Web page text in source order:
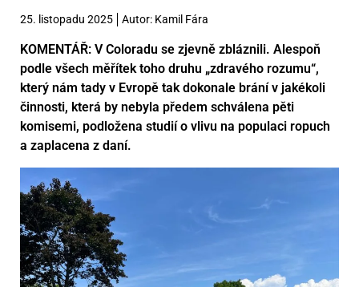
25. listopadu 2025 Autor: Kamil Fára
KOMENTÁŘ: V Coloradu se zjevně zbláznili. Alespoň
podle všech měřítek toho druhu „zdravého rozumu“,
který nám tady v Evropě tak dokonale brání v jakékoli
činnosti, která by nebyla předem schválena pěti
komisemi, podložena studií o vlivu na populaci ropuch
a zaplacena z daní.